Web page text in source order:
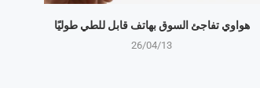
هواوي تفاجئ السوق بهاتف قابل للطي طوليًا
26/04/13